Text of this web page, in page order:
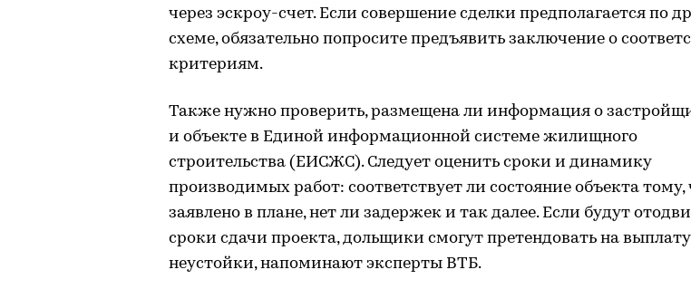
через эскроу-счет. Если совершение сделки предполагается по
схеме, обязательно попросите предъявить заключение о
критериям.
Также нужно проверить, размещена ли информация о
и объекте в Единой информационной системе жилищного
строительства (ЕИСЖС). Следует оценить сроки и динамику
производимых работ: соответствует ли состояние объекта тому,
заявлено в плане, нет ли задержек и так далее. Если будут
сроки сдачи проекта, дольщики смогут претендовать на выплату
неустойки, напоминают эксперты ВТБ.